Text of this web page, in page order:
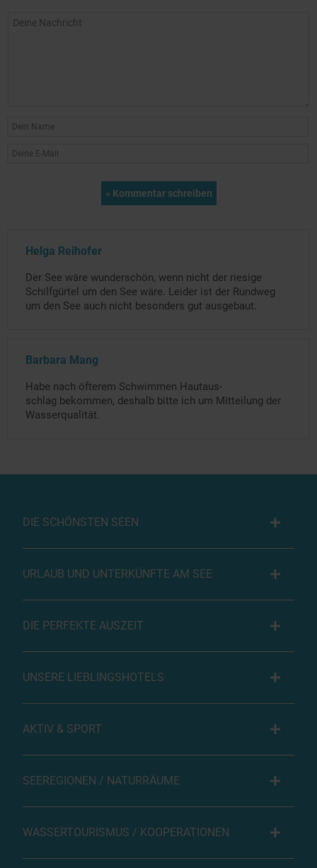
Helga Reihofer
Der See wäre wunderschön, wenn nicht der riesige
Schilfgürtel um den See wäre. Leider ist der Rundweg
um den See auch nicht besonders gut ausgebaut.
Barbara Mang
Habe nach öfterem Schwimmen Hautaus-
schlag bekommen, deshalb bitte ich um Mitteilung der
Wasserqualität.
DIE SCHÖNSTEN SEEN
URLAUB UND UNTERKÜNFTE AM SEE
DIE PERFEKTE AUSZEIT
UNSERE LIEBLINGSHOTELS
AKTIV & SPORT
SEEREGIONEN / NATURRÄUME
WASSERTOURISMUS / KOOPERATIONEN